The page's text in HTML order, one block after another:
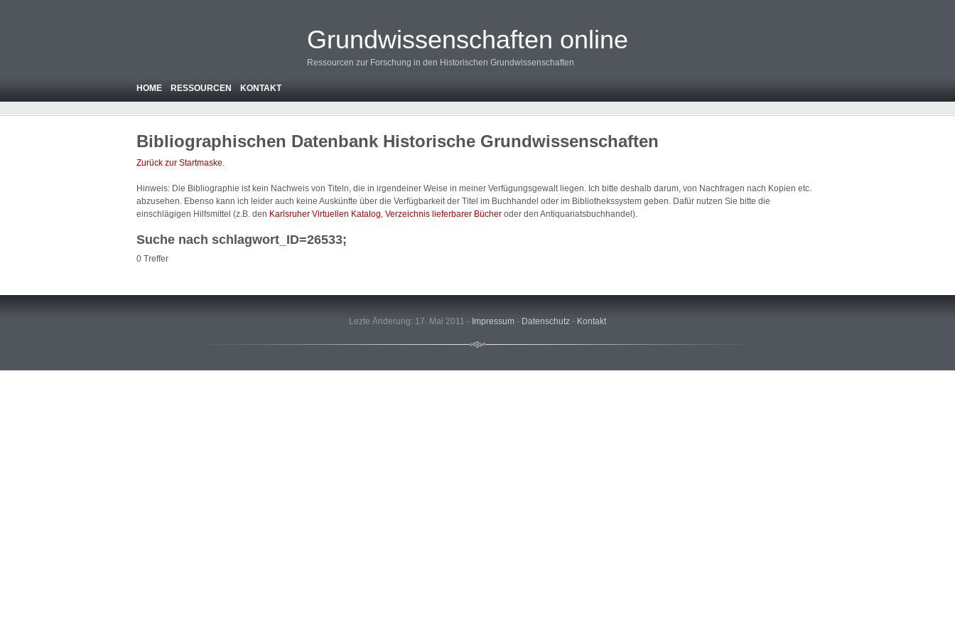
Grundwissenschaften online
Ressourcen zur Forschung in den Historischen Grundwissenschaften
HOME RESSOURCEN KONTAKT
Bibliographischen Datenbank Historische Grundwissenschaften
Zurück zur Startmaske.
Hinweis: Die Bibliographie ist kein Nachweis von Titeln, die in irgendeiner Weise in meiner Verfügungsgewalt liegen. Ich bitte deshalb darum, von Nachfragen nach Kopien etc.
abzusehen. Ebenso kann ich leider auch keine Auskünfte über die Verfügbarkeit der Titel im Buchhandel oder im Bibliothekssystem geben. Dafür nutzen Sie bitte die
einschlägigen Hilfsmittel (z.B. den Karlsruher Virtuellen Katalog Verzeichnis lieferbarer Bücher oder den Antiquariatsbuchhandel).
Suche nach schlagwort_ID=26533;
0 Treffer
Lezte Änderung: 17. Mai 2011 - Impressum - Datenschutz - Kontakt